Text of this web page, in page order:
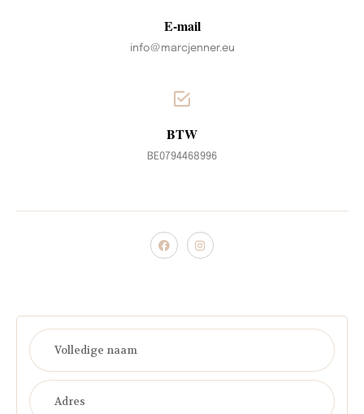
E-mail
info@marcjenner.eu
BTW
BE0794468996